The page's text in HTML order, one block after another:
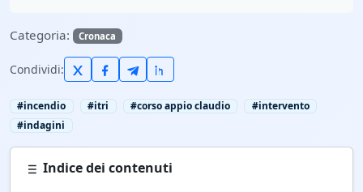
Categoria: Cronaca
Condividi:
#incendio #itri #corso appio claudio
#intervento
#indagini
Indice dei contenuti